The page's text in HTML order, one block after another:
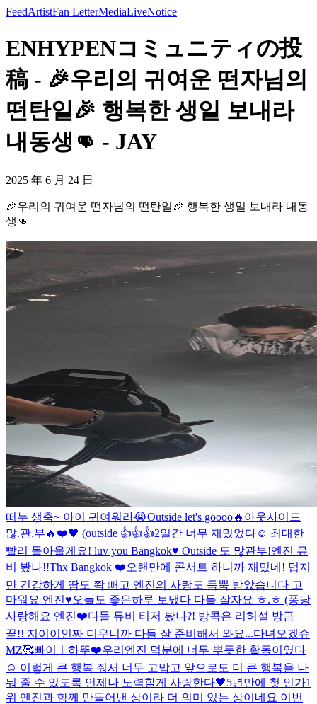
FeedArtistFan LetterMediaLiveNotice
ENHYPENコミュニティの投
稿 - 🎉우리의 귀여운 떤자님의
떤탄일🎉 행복한 생일 보내라
내동생👊 - JAY
2025 年 6 月 24 日
🎉우리의 귀여운 떤자님의 떤탄일🎉 행복한 생일 보내라 내동
생👊
떠누 생축~ 아이 귀여워라😭Outside let's goooo🔥 아웃사이드
많.관.부🔥 ❤️🖤 (outside 👍👍👍2일간 너무 재밌었다☺️ 최대한
빨리 돌아올게요! luv you Bangkok♥️ Outside 도 많관부!엔진 뮤
비 봤나!!Thx Bangkok ❤️오랜만에 콘서트 하니까 재밌네! 덥지
만 건강하게 땀도 쫙 빼고 엔진의 사랑도 듬뿍 받았습니다 고
마워요 엔진♥️오늘도 좋은하루 보냈다 다들 잘자요 ㅎ.ㅎ (퐁당
사랑해요 엔진❤️다들 뮤비 티저 봤나?! 방콕은 리허설 방금
끝!! 지이이인짜 더우니까 다들 잘 준비해서 와요...다녀오겠슈
MZ🥰빠이ㅣ 하뚜❤️우리엔진 덕분에 너무 뿌듯한 활동이였다
☺️ 이렇게 큰 행복 줘서 너무 고맙고 앞으로도 더 큰 행복을 나
눠 줄 수 있도록 언제나 노력할게 사랑한다🖤5년만에 첫 인가1
위 엔진과 함께 만들어낸 상이라 더 의미 있는 상이네요 이번